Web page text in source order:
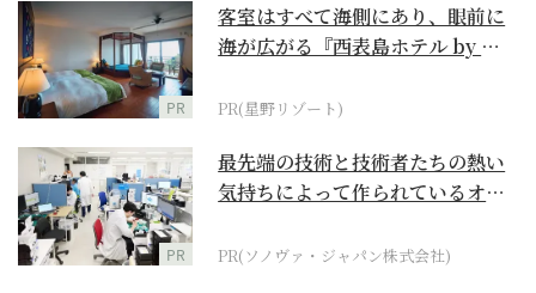
PR
客室はすべて海側にあり、眼前に
海が広がる『西表島ホテル by 星
PR(星野リゾート)
PR
最先端の技術と技術者たちの熱い
気持ちによって作られているオー
PR(ソノヴァ・ジャパン株式会社)